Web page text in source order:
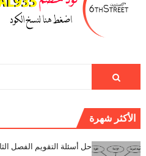
الأكثر شهرة
حل أسئلة التقويم الفصل